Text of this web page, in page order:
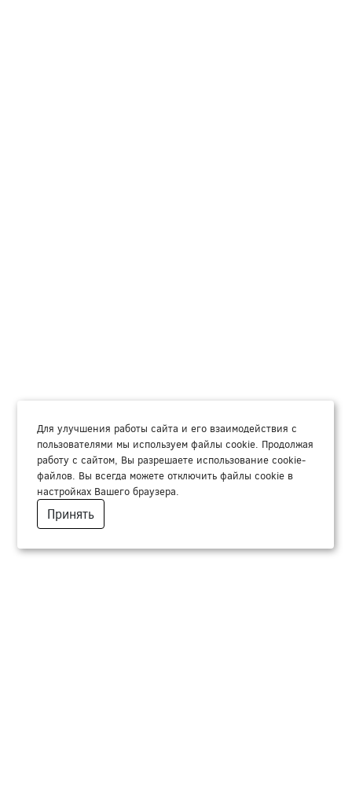
Для улучшения работы сайта и его взаимодействия с
пользователями мы используем файлы cookie. Продолжая
работу с сайтом, Вы разрешаете использование cookie-
файлов. Вы всегда можете отключить файлы cookie в
настройках Вашего браузера.
Принять